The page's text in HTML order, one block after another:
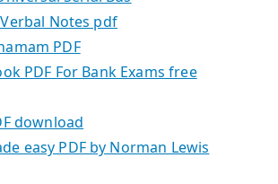
Notes pdf
PDF
PDF For Bank Exams free
download
easy PDF by Norman Lewis